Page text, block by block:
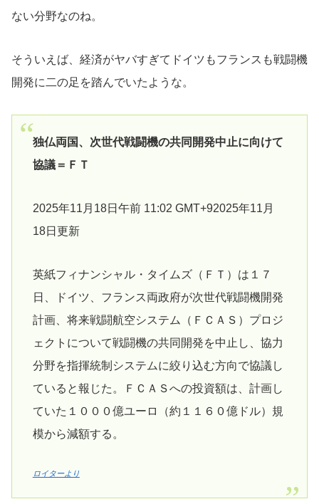
ない分野なのね。
そういえば、経済がヤバすぎてドイツもフランスも戦闘機
開発に二の足を踏んでいたような。
独仏両国、次世代戦闘機の共同開発中止に向けて
協議＝ＦＴ
2025年11月18日午前 11:02 GMT+92025年11月
18日更新
英紙フィナンシャル・タイムズ（ＦＴ）は１７
日、ドイツ、フランス両政府が次世代戦闘機開発
計画、将来戦闘航空システム（ＦＣＡＳ）プロジ
ェクトについて戦闘機の共同開発を中止し、協力
分野を指揮統制システムに絞り込む方向で協議し
ていると報じた。ＦＣＡＳへの投資額は、計画し
ていた１０００億ユーロ（約１１６０億ドル）規
模から減額する。
ロイターより